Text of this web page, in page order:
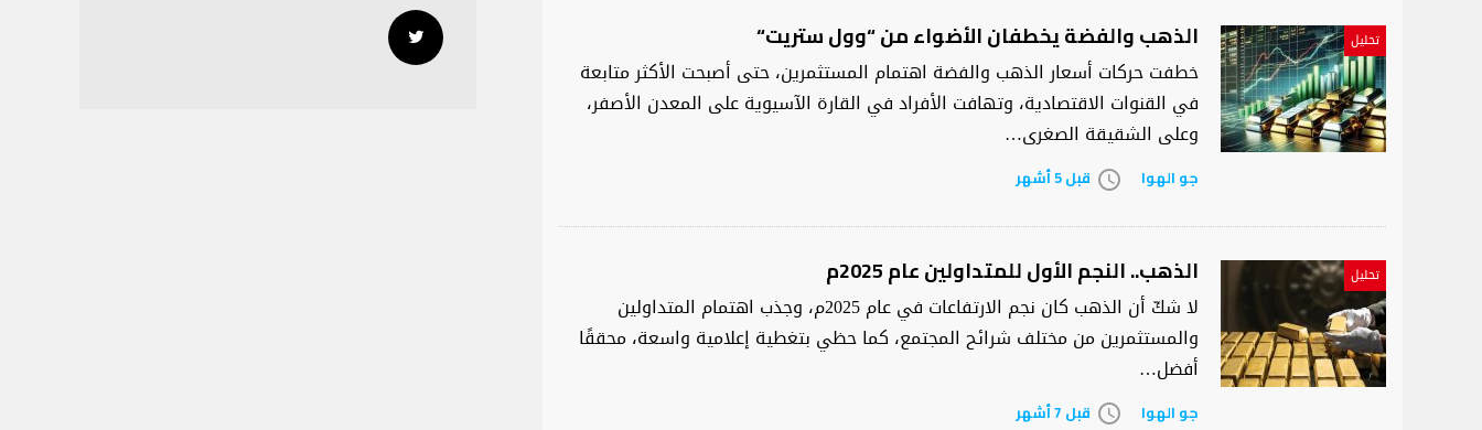
تحليل الذهب والفضة يخطفان الأضواء من “وول ستريت“
خطفت حركات أسعار الذهب والفضة اهتمام المستثمرين، حتى أصبحت الأكثر متابعة
في القنوات الاقتصادية، وتهافت الأفراد في القارة الآسيوية على المعدن الأصفر،
وعلى الشقيقة الصغرى…
جو الهوا access_time قبل 5 أشهر
تحليل الذهب.. النجم الأول للمتداولين عام 2025م
لا شكّ أن الذهب كان نجم الارتفاعات في عام 2025م، وجذب اهتمام المتداولين
والمستثمرين من مختلف شرائح المجتمع، كما حظي بتغطية إعلامية واسعة، محققًا
أفضل…
جو الهوا access_time قبل 7 أشهر
Twitter